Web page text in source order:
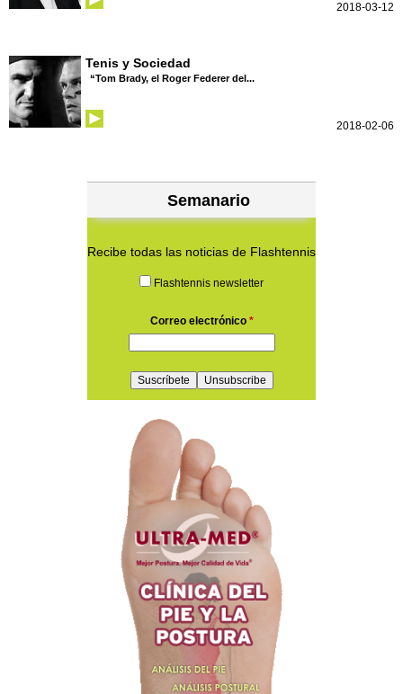
2018-03-12
Tenis y Sociedad
“Tom Brady, el Roger Federer del...
2018-02-06
Semanario
Recibe todas las noticias de Flashtennis
Flashtennis newsletter
Correo electrónico *